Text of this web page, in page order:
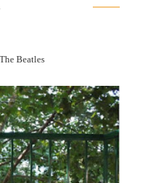
Beatles